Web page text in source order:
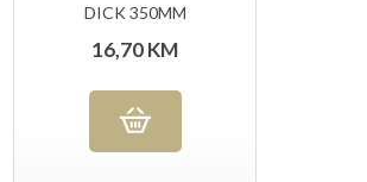
DICK 350MM
ROSTFREI
16,70KM